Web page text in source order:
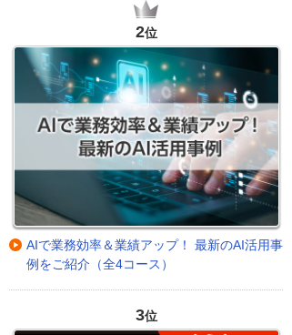
2位
AIで業務効率＆業績アップ！ 最新のAI活用事
例をご紹介（全4コース）
3位